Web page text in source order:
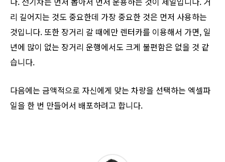
리 길어지는 것도 중요한데 가장 중요한 것은 먼저 사용하는
것입니다. 또한 장거리 갈 때에만 렌터카를 이용해서 가면, 일
년에 많이 없는 장거리 운행에서도 크게 불편함은 없을 것 같
습니다.
다음에는 금액적으로 자신에게 맞는 차량을 선택하는 엑셀파
일을 한 번 만들어서 배포하려고 합니다.